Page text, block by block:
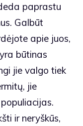
paprastu
Galbūt
apie juos,
būtinas
jie valgo tiek
jie
ir neryškūs,